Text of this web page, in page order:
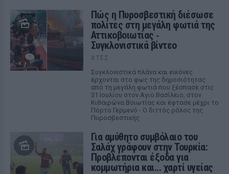
Πώς η Πυροσβεστική διέσωσε
πολίτες στη μεγάλη φωτιά της
Αττικοβοιωτίας ‑
Συγκλονιστικά βίντεο
ΧΤΕΣ
Συγκλονιστικά πλάνα και εικόνες
έρχονται στο φως της δημοσιότητας
από τη μεγάλη φωτιά που ξέσπασε στις
31 Ιουλίου στον Αγιο Βασίλειο, στον
Κιθαιρώνα Βοιωτίας και έφτασε μέχρι το
Πόρτο Γερμενό - Ο διττός ρόλος της
Πυροσβεστικής
Για αμύθητο συμβόλαιο του
Σαλάχ γράφουν στην Τουρκία:
Προβλέπονται έξοδα για
κομμωτήρια και... χαρτί υγείας